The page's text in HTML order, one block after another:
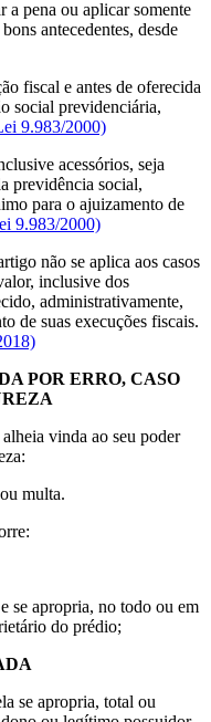
a pena ou aplicar somente
antecedentes, desde
fiscal e antes de oferecida
social previdenciária,
9.983/2000)
acessórios, seja
previdência social,
para o ajuizamento de
9.983/2000)
não se aplica aos casos
inclusive dos
administrativamente,
de suas execuções fiscais.
POR ERRO, CASO
vinda ao seu poder
multa.
se apropria, no todo ou em
do prédio;
se apropria, total ou